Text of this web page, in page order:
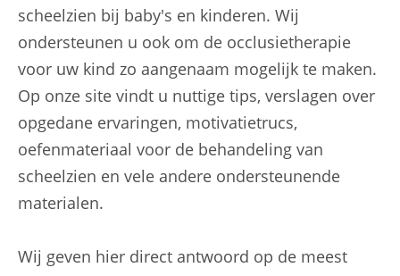
scheelzien bij baby's en kinderen. Wij
ondersteunen u ook om de occlusietherapie
voor uw kind zo aangenaam mogelijk te maken.
Op onze site vindt u nuttige tips, verslagen over
opgedane ervaringen, motivatietrucs,
oefenmateriaal voor de behandeling van
scheelzien en vele andere ondersteunende
materialen.
Wij geven hier direct antwoord op de meest